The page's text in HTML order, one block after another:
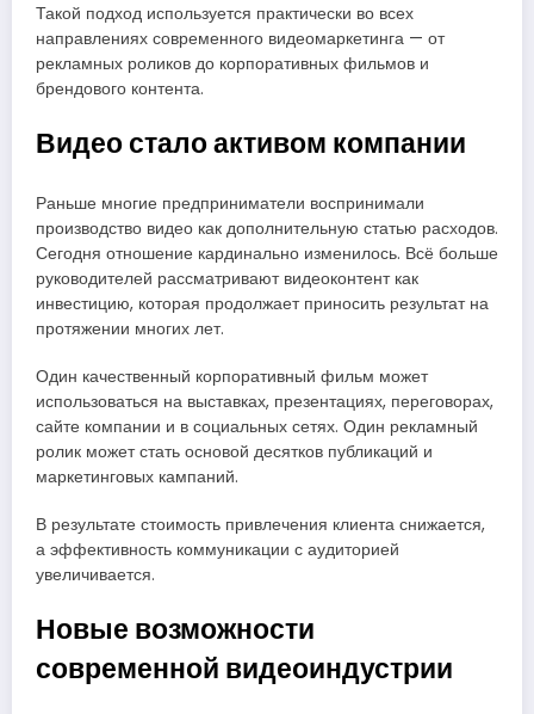
Такой подход используется практически во всех
направлениях современного видеомаркетинга — от
рекламных роликов до корпоративных фильмов и
брендового контента.
Видео стало активом компании
Раньше многие предприниматели воспринимали
производство видео как дополнительную статью расходов.
Сегодня отношение кардинально изменилось. Всё больше
руководителей рассматривают видеоконтент как
инвестицию, которая продолжает приносить результат на
протяжении многих лет.
Один качественный корпоративный фильм может
использоваться на выставках, презентациях, переговорах,
сайте компании и в социальных сетях. Один рекламный
ролик может стать основой десятков публикаций и
маркетинговых кампаний.
В результате стоимость привлечения клиента снижается,
а эффективность коммуникации с аудиторией
увеличивается.
Новые возможности
современной видеоиндустрии